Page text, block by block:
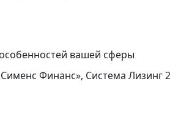
вашей сферы
Финанс», Система Лизинг